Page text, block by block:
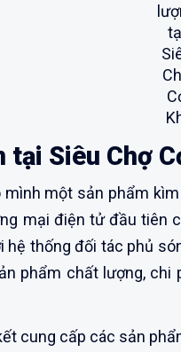
tại Siêu Chợ
một sản phẩm
mại điện tử đầu tiên
hệ thống đối tác phủ
phẩm chất lượng,
cung cấp các sản